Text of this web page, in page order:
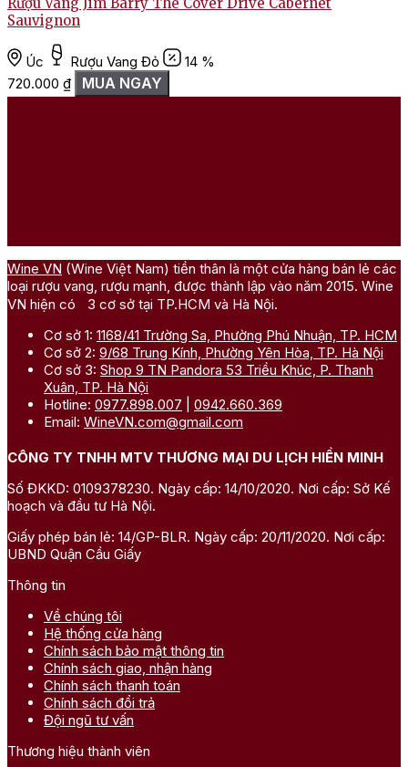
Rượu Vang Jim Barry The Cover Drive Cabernet
Sauvignon
Úc Rượu Vang Đỏ
14 %
720.000 ₫ MUA NGAY
Wine VN (Wine Việt Nam) tiền thân là một cửa hàng bán lẻ các
loại rượu vang, rượu mạnh, được thành lập vào năm 2015. Wine
VN hiện có 3 cơ sở tại TP.HCM và Hà Nội.
Cơ sở 1: 1168/41 Trường Sa, Phường Phú Nhuận, TP. HCM
Cơ sở 2: 9/68 Trung Kính, Phường Yên Hòa, TP. Hà Nội
Cơ sở 3: Shop 9 TN Pandora 53 Triều Khúc, P. Thanh
Xuân, TP. Hà Nội
Hotline: 0977.898.007
0942.660.369
Email: WineVN.com@gmail.com
CÔNG TY TNHH MTV THƯƠNG MẠI DU LỊCH HIỀN MINH
Số ĐKKD: 0109378230. Ngày cấp: 14/10/2020. Nơi cấp: Sở Kế
hoạch và đầu tư Hà Nội.
Giấy phép bán lẻ: 14/GP-BLR. Ngày cấp: 20/11/2020. Nơi cấp:
UBND Quận Cầu Giấy
Thông tin
Về chúng tôi
Hệ thống cửa hàng
Chính sách bảo mật thông tin
Chính sách giao, nhận hàng
Chính sách thanh toán
Chính sách đổi trả
Đội ngũ tư vấn
Thương hiệu thành viên